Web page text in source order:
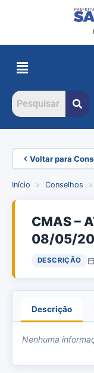
Voltar para
Início » Conselhos »
CMAS –
08/05/
DESCRIÇÃO
Descrição
Nenhuma